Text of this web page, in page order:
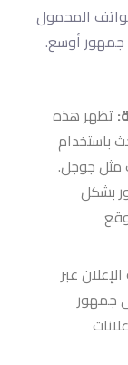
المحمول
جمهور أوسع.
تظهر هذه
باستخدام
مثل جوجل.
بشكل
عبر
جمهور